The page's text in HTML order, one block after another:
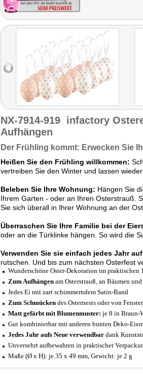
NX-7914-919 infactory
Aufhängen
Der Frühling kommt: Erwecken Sie
Heißen Sie den Frühling willkommen:
vertreiben Sie den Winter und lassen
Beleben Sie Ihre Wohnung: Hängen Sie
Ihrem Garten - oder an Ihren Osterstrauß.
Sie sich überall in Ihrer Wohnung an der
Überraschen Sie Ihre Familie bei der
oder an die Türklinke hängen. So wird die
Verwenden Sie sie einfach jedes Jahr
rutschen. Und bis zum nächsten Osterfest
Wunderschöne Oster-Dekoration im praktischen
Zum Aufhängen am Osterstrauß, an Bäumen
Jedes Ei mit zart schimmerndem Satin-Band
Zum Schmücken des Osternests oder von
Matt gefärbt mit Blumenmuster: je 8 in Braun-
Gut kombinierbar mit anderen bunten Deko-
Jedes Jahr aufs Neue verwendbar dank
Unversehrt aufbewahren in praktischer
Maße (Ø x H): je 35 x 49 mm, Gewicht: je 2 g